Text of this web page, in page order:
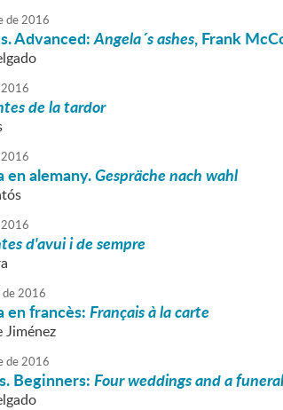
de2016
Advanced:Angela´s ashes, Frank
2016
de la tardor
2016
en alemany.Gespräche nach wahl
2016
d'avui i de sempre
de2016
en francès:Français à la carte
Jiménez
de2016
Beginners:Four weddings and a funeral